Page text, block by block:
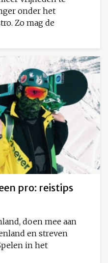
onder het
Zo mag de
pro: reistips
doen mee aan
en streven
in het